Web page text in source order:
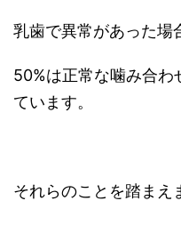
乳歯で異常があった場
50%は正常な噛み合わ
ています。
それらのことを踏まえ